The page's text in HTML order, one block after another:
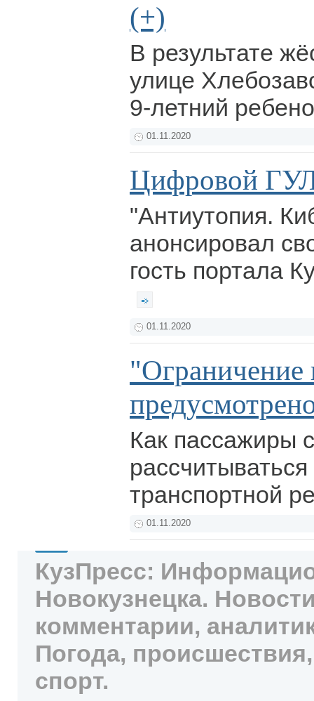
(+)
В результате
улице
9-летний
01.11.2020
Цифровой
"Антиутопия.
анонсировал
гость портала
01.11.2020
"Ограничение
Как пассажиры
транспортной
01.11.2020
КузПресс:
Новокузнецка.
комментарии,
Погода,
спорт.